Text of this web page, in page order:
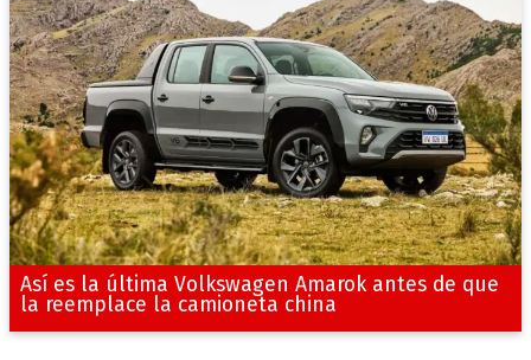
Así es la última Volkswagen Amarok antes de que
la reemplace la camioneta china